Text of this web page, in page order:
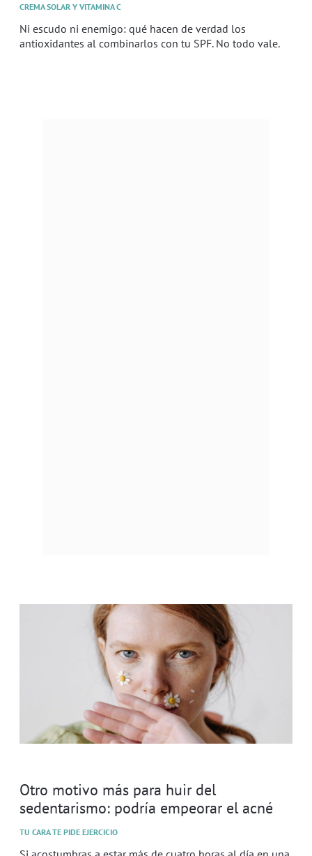
CREMA SOLAR Y VITAMINA C
Ni escudo ni enemigo: qué hacen de verdad los
antioxidantes al combinarlos con tu SPF. No todo vale.
Otro motivo más para huir del
sedentarismo: podría empeorar el acné
TU CARA TE PIDE EJERCICIO